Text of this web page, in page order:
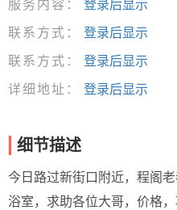
服务内容：
登录后显示
联系方式：
登录后显示
联系方式：
登录后显示
详细地址：
登录后显示
细节描述
今日路过新街口附近，程阁
浴室，求助各位大哥，价格